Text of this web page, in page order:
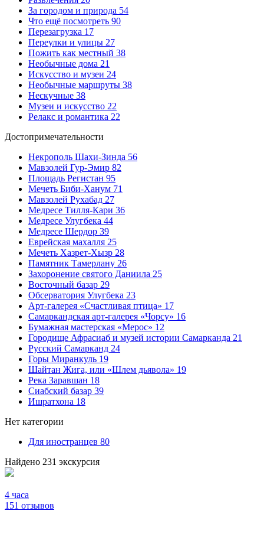
За городом и природа 54
Что ещё посмотреть 90
Перезагрузка 17
Переулки и улицы 27
Пожить как местный 38
Необычные дома 21
Искусство и музеи 24
Необычные маршруты 38
Нескучные 38
Музеи и искусство 22
Релакс и романтика 22
Достопримечательности
Некрополь Шахи-Зинда 56
Мавзолей Гур-Эмир 82
Площадь Регистан 95
Мечеть Биби-Ханум 71
Мавзолей Рухабад 27
Медресе Тилля-Кари 36
Медресе Улугбека 44
Медресе Шердор 39
Еврейская махалля 25
Мечеть Хазрет-Хызр 28
Памятник Тамерлану 26
Захоронение святого Даниила 25
Восточный базар 29
Обсерватория Улугбека 23
Арт-галерея «Счастливая птица» 17
Самаркандская арт-галерея «Чорсу» 16
Бумажная мастерская «Мерос» 12
Городище Афрасиаб и музей истории Самарканда 21
Русский Самарканд 24
Горы Миранкуль 19
Шайтан Жига, или «Шлем дьявола» 19
Река Заравшан 18
Сиабский базар 39
Ишратхона 18
Нет категории
Для иностранцев 80
Найдено 231 экскурсия
4 часа
151 отзывов